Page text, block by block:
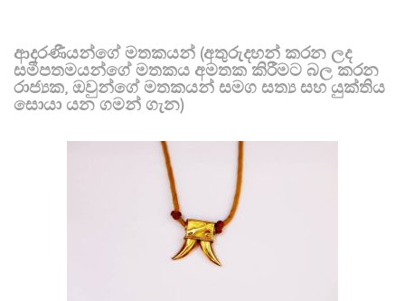
ආදරණීයන්ගේ මතකයන් (අතුරුදහන් කරන ලද
සමීපතමයන්ගේ මතකය අමතක කිරීමට බල කරන
රාජ්‍යක, ඔවුන්ගේ මතකයන් සමග සත්‍ය සහ යුක්තිය
සොයා යන ගමන් ගැන)